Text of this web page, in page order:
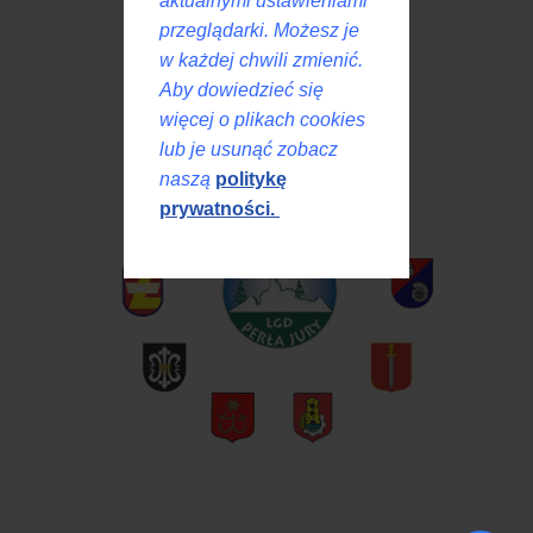
przeglądarki. Możesz je
w każdej chwili zmienić.
Aby dowiedzieć się
więcej o plikach cookies
lub je usunąć zobacz
naszą politykę
prywatności.